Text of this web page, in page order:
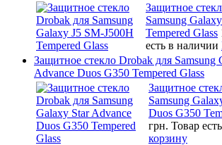
Защитное
Samsung
Tempered Glass
есть в наличии
Защитное стекло Drobak для Samsung
Advance Duos G350 Tempered Glass
Защитное
Samsung
Duos G350
грн. Товар
корзину